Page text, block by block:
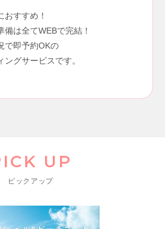
おすすめ！
は全てWEBで完結！
で即予約OKの
グサービスです。
UP
ピックアップ